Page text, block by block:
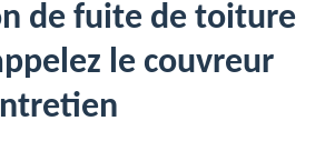
de fuite de toiture
le couvreur